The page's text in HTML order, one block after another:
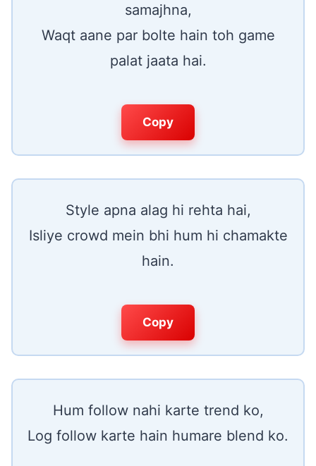
samajhna,
Waqt aane par bolte hain toh game
palat jaata hai.
Copy
Style apna alag hi rehta hai,
Isliye crowd mein bhi hum hi chamakte
hain.
Copy
Hum follow nahi karte trend ko,
Log follow karte hain humare blend ko.